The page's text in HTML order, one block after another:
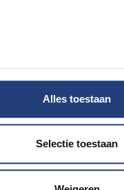
Alles toestaan
Selectie toestaan